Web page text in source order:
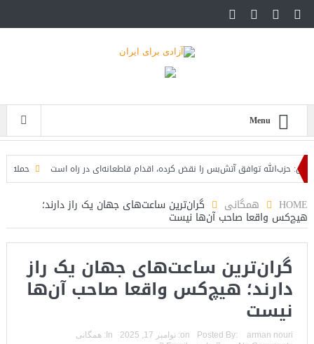
Menu
توافق آتش‌بس را نقض کرده، اقدام قاطعانه‌ای در راه است حمله دوباره
HOME همگانی گران‌ترین ساعت‌های جهان یک راز دارند؛
هیچ‌کس واقعا صاحب آن‌ها نیست
گران‌ترین ساعت‌های جهان یک راز
دارند؛ هیچ‌کس واقعا صاحب آن‌ها
نیست
Posted By: arman nouri
on: نوامبر 17, 2025 In:
همگانی